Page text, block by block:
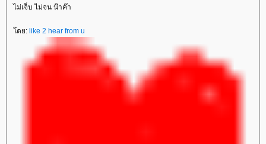
ไม่เจ็บ ไม่จน น๊าค๊า
ดย: like 2 hear from u